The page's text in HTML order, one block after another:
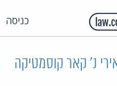
כניסה
55594-11-16 מאירי נ' קאר קוסמטיקה